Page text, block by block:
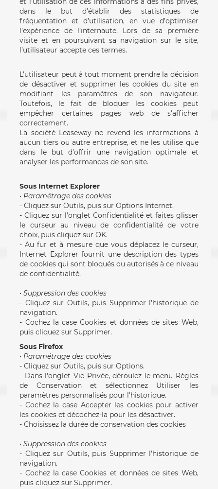
dans le but d’établir des statistiques de
fréquentation et d’utilisation, en vue d’optimiser
l’expérience de l’internaute. Lors de sa première
visite et en poursuivant sa navigation sur le site,
l’utilisateur accepte ces termes.
L’utilisateur peut à tout moment prendre la décision
de désactiver et supprimer les cookies du site en
modifiant les paramètres de son navigateur.
Toutefois, le fait de bloquer les cookies peut
empêcher certaines pages web de s'afficher
correctement.
La société Leaseway ne revend les informations à
aucun tiers ou autre entreprise, et ne les utilise que
dans le but d’offrir une navigation optimale et
analyser les performances de son site.
Sous Internet Explorer
• Paramétrage des cookies
- Cliquez sur Outils, puis sur Options Internet.
- Cliquez sur l'onglet Confidentialité et faites glisser
le curseur au niveau de confidentialité de votre
choix, puis cliquez sur OK.
- Au fur et à mesure que vous déplacez le curseur,
Internet Explorer fournit une description des types
de cookies qui sont bloqués ou autorisés à ce niveau
de confidentialité.
•Suppression des cookies
- Cliquez sur Outils, puis Supprimer l’historique de
navigation.
- Cochez la case Cookies et données de sites Web,
puis cliquez sur Supprimer.
Sous Firefox
• Paramétrage des cookies
- Cliquez sur Outils, puis sur Options.
- Dans l'onglet Vie Privée, déroulez le menu Règles
de Conservation et sélectionnez Utiliser les
paramètres personnalisés pour l'historique.
- Cochez la case Accepter les cookies pour activer
les cookies et décochez-la pour les désactiver.
- Choisissez la durée de conservation des cookies
•Suppression des cookies
- Cliquez sur Outils, puis Supprimer l’historique de
navigation.
- Cochez la case Cookies et données de sites Web,
puis cliquez sur Supprimer.